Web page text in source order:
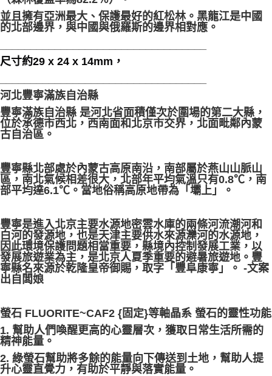
並且擁有亞洲最大、保護最好的紅松林。黑龍江是中國
的北部邊界，與中國與俄羅斯的邊界相對應。
尺寸約29 x 24 x 14mm，
河北豐寧滿族自治縣
豐寧滿族自治縣 是河北省面積僅次於圍場的第二大縣，
位於承德市西北，西南面和北京市交界，北面毗鄰內蒙
古自治區。
豐寧縣北部處於內蒙古高原南沿，南部屬於燕山山脈山
區，南北氣候相差很大，北部年平均氣溫只有0.8℃，南
部平均達6.1℃。當地俗稱高原地帶為「壩上」。
豐寧是進入北京主要水源地密雲水庫的兩條河流潮河和
白河的發源地，也是天津主要供水來源灤河的水源地，
因此環境保護問題相當重要，縣境內控制發展工業，以
發展旅遊業為主，是北京人夏季重要的避暑旅遊地。豐
寧縣名來源於乾隆皇帝御賜，取字「豐阜康寧」。 -文案
出自闆娘
螢石 FLUORITE~CAF2 {固定}等軸晶系 螢石的靈性功能
1. 幫助人們喚醒更高的心靈層次，獲取日常生活所需的
精神能量。
2. 綠螢石幫助將多餘的能量向下傳送到土地，幫助人提
升心靈直覺力，有助於平靜與落實能量。